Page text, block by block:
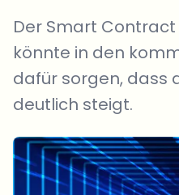
Der Smart
könnte in den
dafür sorgen, dass
deutlich steigt.